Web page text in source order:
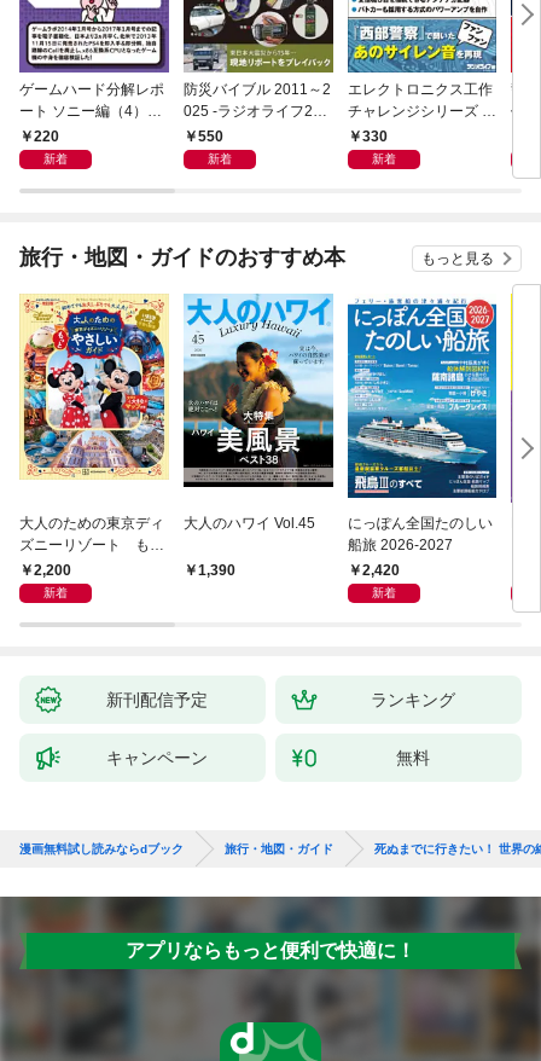
ゲームハード分解レポ
ート ソニー編（4）PS
4 －ゲームラボアーカ
イブス－
220
新着
防災バイブル 2011～2
025 -ラジオライフ202
6年４月号特別付録
《電子版》-
550
新着
エレクトロニクス工作
チャレンジシリーズ C
LASSICS 2001
330
新着
警
作
ス］
旅行・地図・ガイドのおすすめ本 もっと見る
大人のための東京ディ
ズニーリゾート もっ
とやさしいガイド
2,200
新着
大人のハワイ Vol.45
1,390
にっぽん全国たのしい
船旅 2026-2027
2,420
新着
新刊配信予定 ランキング
キャンペーン 無料
漫画無料試し読みならdブック 旅行・地図・ガイド 死ぬまでに行きたい！ 世界の
アプリならもっと便利で快適に！